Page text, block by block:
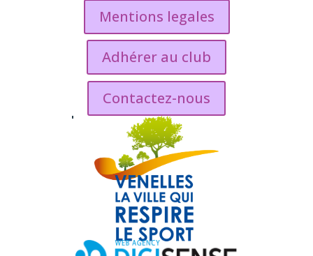
Mentions legales
Adhérer au club
Contactez-nous